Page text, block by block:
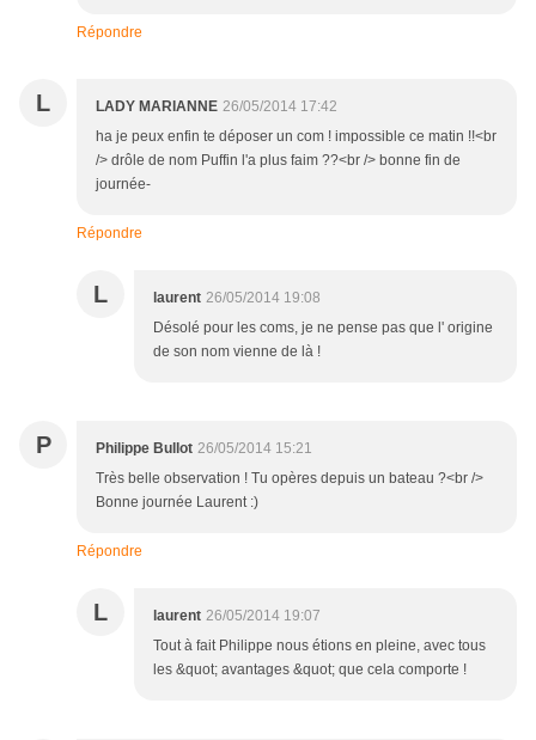
Répondre
L LADY MARIANNE 26/05/2014 17:42
ha je peux enfin te déposer un com ! impossible ce matin !!<br
/> drôle de nom Puffin l'a plus faim ??<br /> bonne fin de
journée-
Répondre
L laurent 26/05/2014 19:08
Désolé pour les coms, je ne pense pas que l' origine
de son nom vienne de là !
P Philippe Bullot 26/05/2014 15:21
Très belle observation ! Tu opères depuis un bateau ?<br />
Bonne journée Laurent :)
Répondre
L laurent 26/05/2014 19:07
Tout à fait Philippe nous étions en pleine, avec tous
les &quot; avantages &quot; que cela comporte !